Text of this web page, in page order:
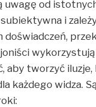
uwagę od
i
doświadczeń,
aby tworzyć iluzje,
każdego widza.